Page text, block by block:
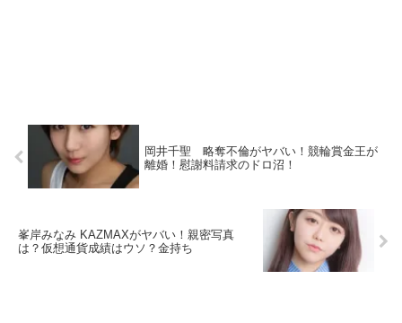
岡井千聖 略奪不倫がヤバい！競輪賞金王が
離婚！慰謝料請求のドロ沼！
峯岸みなみ KAZMAXがヤバい！親密写真
は？仮想通貨成績はウソ？金持ち